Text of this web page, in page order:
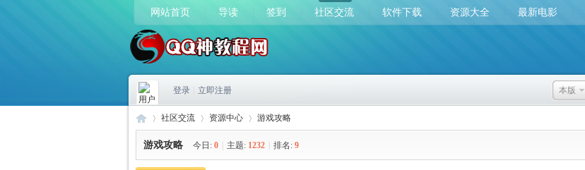
网站首页 导读 签到 社区交流 软件下载 资源大全 最新电影
本版
登录 立即注册
社区交流 资源中心 游戏攻略
游戏攻略 今日: 0 主题: 1232 排名: 9